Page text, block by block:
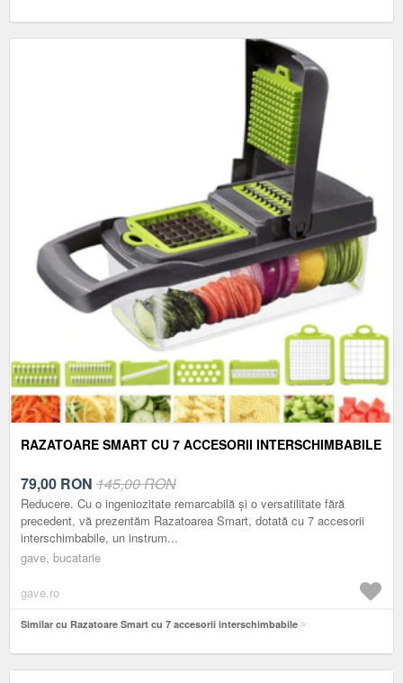
RAZATOARE SMART CU 7 ACCESORII INTERSCHIMBABILE
79,00 RON 145,00 RON
Reducere. Cu o ingeniozitate remarcabilă și o versatilitate fără
precedent, vă prezentăm Razatoarea Smart, dotată cu 7 accesorii
interschimbabile, un instrum...
gave, bucatarie
gave.ro
Similar cu Razatoare Smart cu 7 accesorii interschimbabile